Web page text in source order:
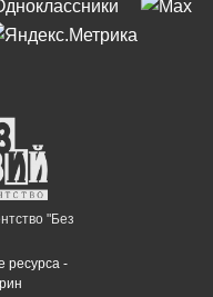
"Без
ресурса -